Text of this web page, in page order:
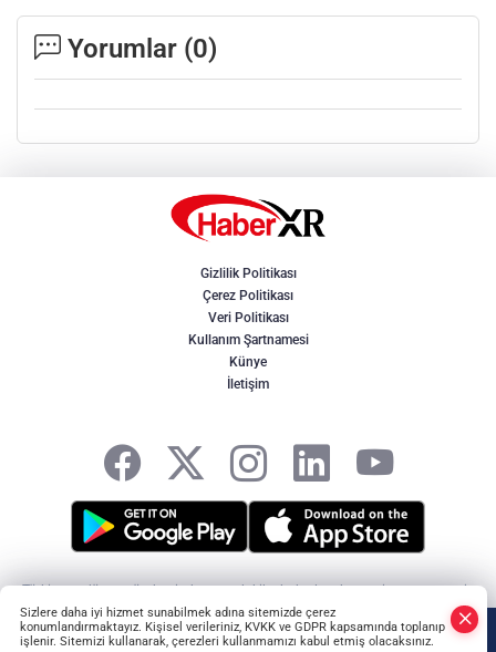
Yorumlar (0)
Gizlilik Politikası
Çerez Politikası
Veri Politikası
Kullanım Şartnamesi
Künye
İletişim
Türkiye ve dünya gündeminden son dakika haberler, ekonomi, spor, magazin
ve yerel gelişmeler. Doğru, tarafsız ve hızlı haberciliğin adresi HaberXR -
HABER YAZILIMIve TURKTICARET.NET projesidir Copyright© 2006-2026 Tüm
hakları saklıdır.
Sizlere daha iyi hizmet sunabilmek adına sitemizde çerez
konumlandırmaktayız. Kişisel verileriniz, KVKK ve GDPR kapsamında toplanıp
işlenir. Sitemizi kullanarak, çerezleri kullanmamızı kabul etmiş olacaksınız.